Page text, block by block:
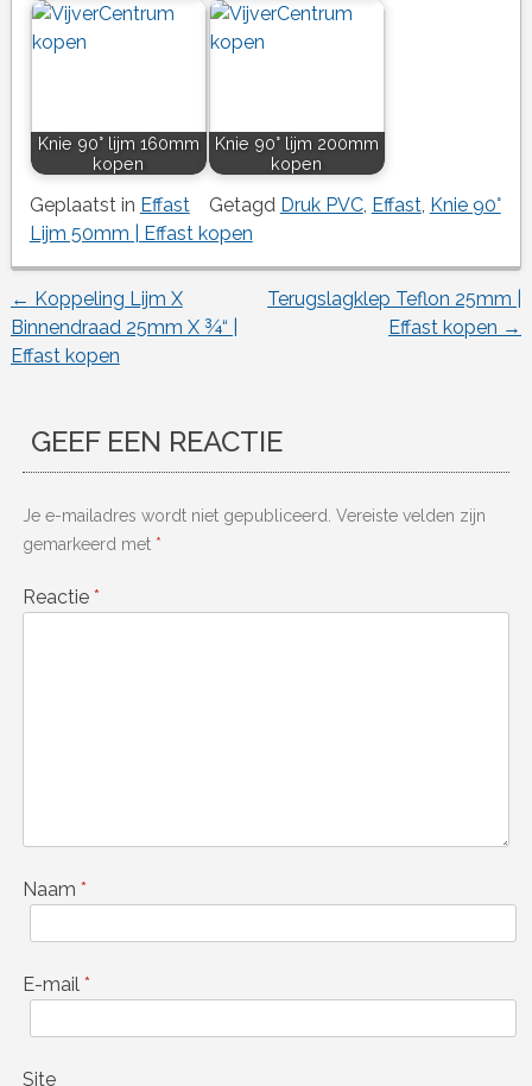
Knie 90° lijm 160mm
kopen
Knie 90° lijm 200mm
kopen
Geplaatst in Effast Getagd Druk PVC, Effast, Knie 90°
Lijm 50mm | Effast kopen
Berichtnavigatie
← Koppeling Lijm X
Binnendraad 25mm X ¾“ |
Effast kopen
Terugslagklep Teflon 25mm |
Effast kopen →
GEEF EEN REACTIE
Je e-mailadres wordt niet gepubliceerd. Vereiste velden zijn
gemarkeerd met *
Reactie *
Naam *
E-mail *
Site